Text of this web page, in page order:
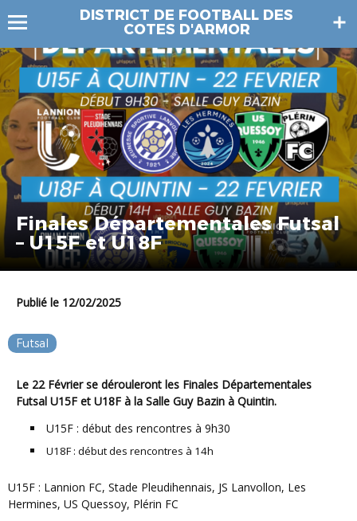
DISTRICT DE FOOTBALL DES
COTES D'ARMOR
Finales Départementales Futsal
– U15F et U18F
Publié le 12/02/2025
Futsal
Le 22 Févrierse dérouleront les Finales Départementales
Futsal U15F et U18F à la Salle Guy Bazin à Quintin.
U15F : début des rencontres à 9h30
U18F : début des rencontres à 14h
U15F : Lannion FC, Stade Pleudihennais, JS Lanvollon, Les
Hermines, US Quessoy, Plérin FC